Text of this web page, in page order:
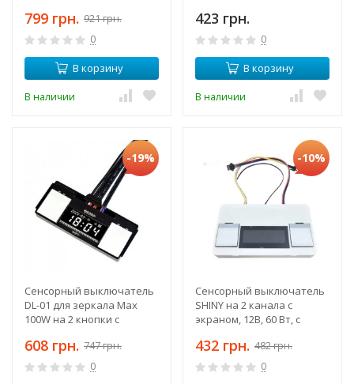
температура, выход под
дефоггер
799 грн. 921 грн.
0
В корзину
В наличии
управление подсветкой,
подогревом
423 грн.
0
В корзину
В наличии
-19%
Сенсорный выключатель
DL-01 для зеркала Max
100W на 2 кнопки с
подсветкой и дефогером
+ датчик температуры
608 грн. 747 грн.
0
-10%
Сенсорный выключатель
SHINY на 2 канала с
экраном, 12В, 60 Вт, с
температуры,
управление подсветкой,
подогревом
432 грн. 482 грн.
0